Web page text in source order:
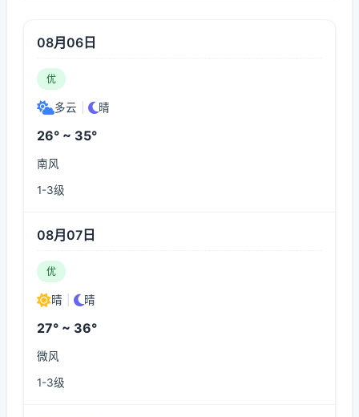
08月06日
优
多云 晴
26° ~ 35°
南风
1-3级
08月07日
优
晴 晴
27° ~ 36°
微风
1-3级